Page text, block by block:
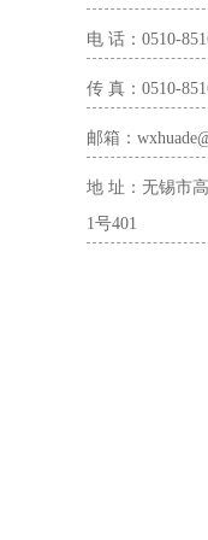
电 话：0510-
传 真：0510-
邮箱：
地 址：无锡市
1号401